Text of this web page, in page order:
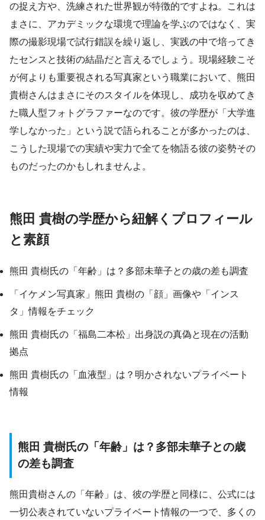
の捉え方や、洗練された世界観が特徴的ですよね。これは
まさに、アカデミックな環境で理論を学ぶのではなく、実
際の撮影現場で試行錯誤を繰り返し、実践の中で培ってき
たセンスと技術の結晶だと言えるでしょう。現場経験こそ
が何よりも重要視される写真家という職業において、熊田
貴樹さんはまさにそのスタイルを体現し、成功を収めてき
た職人型フォトグラファーなのです。彼の学歴が「大学進
学しなかった」という説で語られることが多かったのは、
こうした現場での実績や実力で全てを物語る彼の姿勢その
ものだったのかもしれませんよ。
熊田 貴樹の学歴から紐解くプロフィール
と素顔
熊田 貴樹氏の「年齢」は？多部未華子との歳の差も調査
「イケメン写真家」熊田 貴樹の「顔」画像や「インス
タ」情報をチェック
熊田 貴樹氏の「福島二本松」出身説の真偽と現在の活動
拠点
熊田 貴樹氏の「血液型」は？明かされないプライベート
情報
熊田 貴樹氏の「年齢」は？多部未華子との歳
の差も調査
熊田貴樹さんの「年齢」は、彼の学歴と同様に、公式には
一切公表されていないプライベート情報の一つで、多くの